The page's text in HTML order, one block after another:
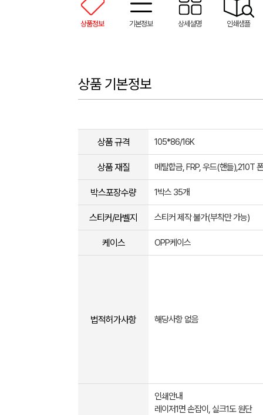
상품정보 기본정보 상세설명 인쇄샘플
상품 기본정보
상품 규격 105*86/16K
상품 재질 메탈합금, FRP, 우드(핸들),210T
박스포장수량 1박스 35개
스티커/라벨지 스티커 제작 불가(부착만 가능)
케이스 OPP케이스
법적허가사항 해당사항 없음
인쇄안내
레이저1면 손잡이, 실크1도 원단